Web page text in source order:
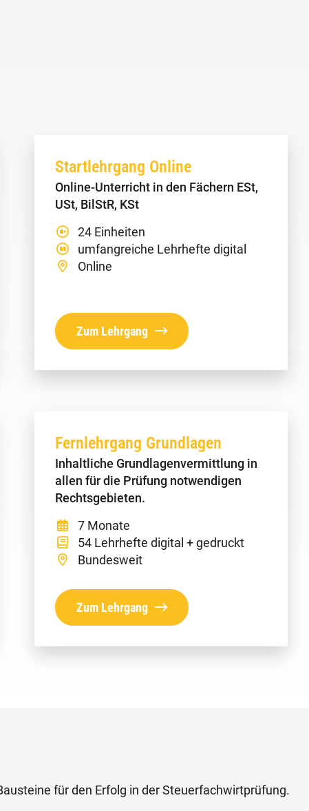
Startlehrgang Online
Online-Unterricht in den Fächern ESt,
USt, BilStR, KSt
24 Einheiten
umfangreiche Lehrhefte digital
Online
Zum Lehrgang
Fernlehrgang Grundlagen
Inhaltliche Grundlagenvermittlung in
allen für die Prüfung notwendigen
Rechtsgebieten.
7 Monate
54 Lehrhefte digital + gedruckt
Bundesweit
Zum Lehrgang
für den Erfolg in der Steuerfachwirtprüfung.